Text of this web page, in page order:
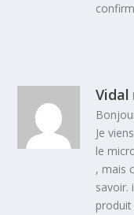
Vidal
Je
le
, mais
savoir.